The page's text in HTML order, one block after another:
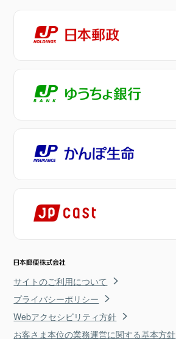
サイトのご利用について
プライバシーポリシー
Webアクセシビリティ方針
お客さま本位の業務運営に関する基本方針